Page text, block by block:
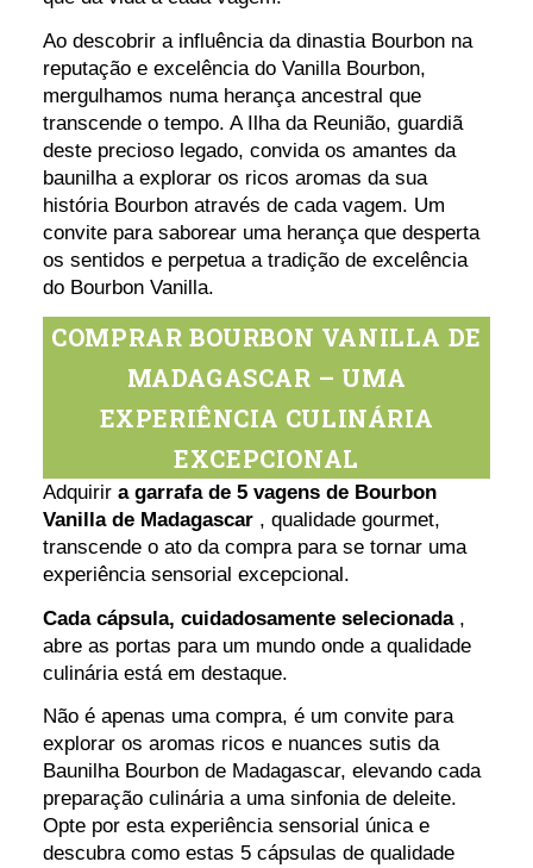
Ao descobrir a influência da dinastia Bourbon na
reputação e excelência do Vanilla Bourbon,
mergulhamos numa herança ancestral que
transcende o tempo. A Ilha da Reunião, guardiã
deste precioso legado, convida os amantes da
baunilha a explorar os ricos aromas da sua
história Bourbon através de cada vagem. Um
convite para saborear uma herança que desperta
os sentidos e perpetua a tradição de excelência
do Bourbon Vanilla.
COMPRAR BOURBON VANILLA DE
MADAGASCAR – UMA
EXPERIÊNCIA CULINÁRIA
EXCEPCIONAL
Adquirira garrafa de 5 vagens de Bourbon
Vanilla de Madagascar , qualidade gourmet,
transcende o ato da compra para se tornar uma
experiência sensorial excepcional.
Cada cápsula, cuidadosamente selecionada,
abre as portas para um mundo onde a qualidade
culinária está em destaque.
Não é apenas uma compra, é um convite para
explorar os aromas ricos e nuances sutis da
Baunilha Bourbon de Madagascar, elevando cada
preparação culinária a uma sinfonia de deleite.
Opte por esta experiência sensorial única e
descubra como estas 5 cápsulas de qualidade